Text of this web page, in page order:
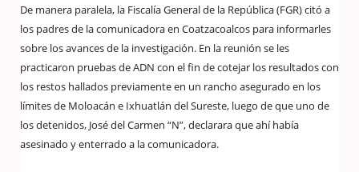
De manera paralela, la Fiscalía General de la República (FGR) citó a
los padres de la comunicadora en Coatzacoalcos para informarles
sobre los avances de la investigación. En la reunión se les
practicaron pruebas de ADN con el fin de cotejar los resultados con
los restos hallados previamente en un rancho asegurado en los
límites de Moloacán e Ixhuatlán del Sureste, luego de que uno de
los detenidos, José del Carmen “N”, declarara que ahí había
asesinado y enterrado a la comunicadora.